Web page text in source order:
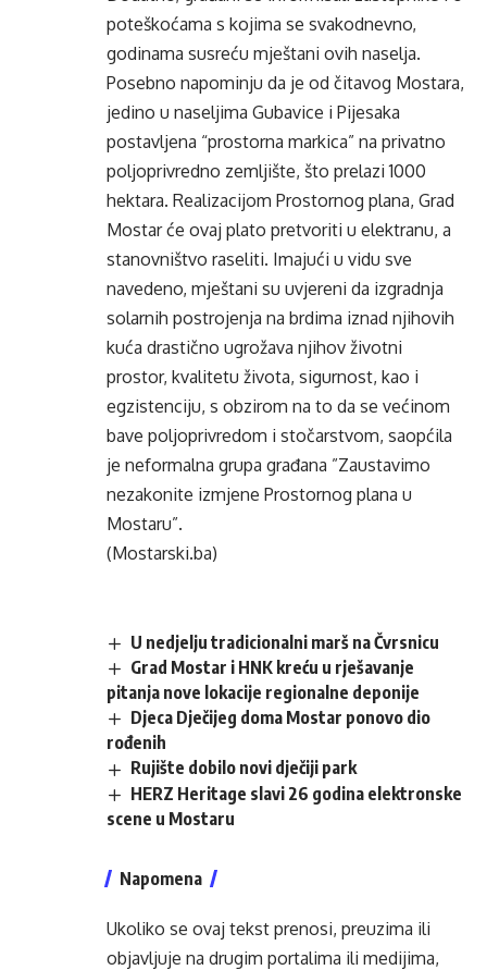
poteškoćama s kojima se svakodnevno,
godinama susreću mještani ovih naselja.
Posebno napominju da je od čitavog Mostara,
jedino u naseljima Gubavice i Pijesaka
postavljena “prostorna markica” na privatno
poljoprivredno zemljište, što prelazi 1000
hektara. Realizacijom Prostornog plana, Grad
Mostar će ovaj plato pretvoriti u elektranu, a
stanovništvo raseliti. Imajući u vidu sve
navedeno, mještani su uvjereni da izgradnja
solarnih postrojenja na brdima iznad njihovih
kuća drastično ugrožava njihov životni
prostor, kvalitetu života, sigurnost, kao i
egzistenciju, s obzirom na to da se većinom
bave poljoprivredom i stočarstvom, saopćila
je neformalna grupa građana ”Zaustavimo
nezakonite izmjene Prostornog plana u
Mostaru”.
(Mostarski.ba)
U nedjelju tradicionalni marš na Čvrsnicu
Grad Mostar i HNK kreću u rješavanje
pitanja nove lokacije regionalne deponije
Djeca Dječijeg doma Mostar ponovo dio
rođenih
Rujište dobilo novi dječiji park
HERZ Heritage slavi 26 godina elektronske
scene u Mostaru
Napomena
Ukoliko se ovaj tekst prenosi, preuzima ili
objavljuje na drugim portalima ili medijima,